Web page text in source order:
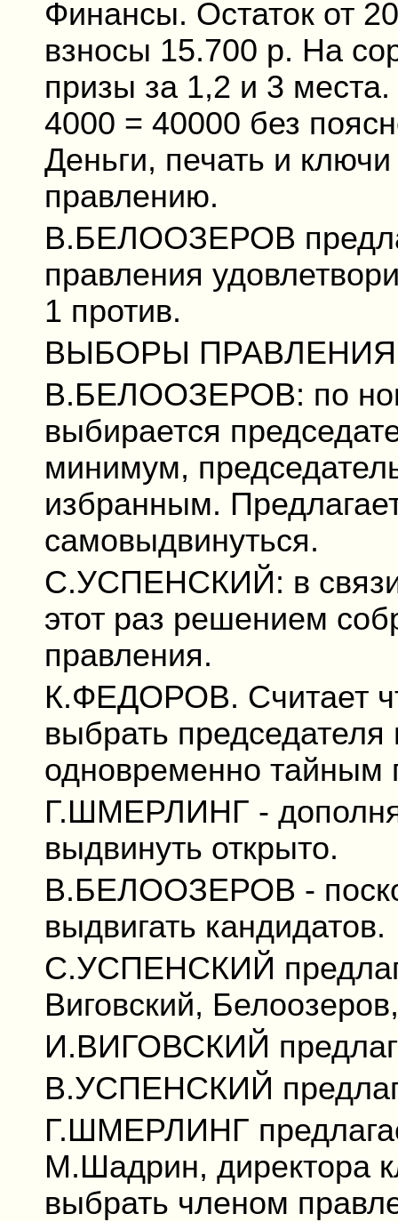
Финансы. Остаток от
взносы 15.700 р. На
призы за 1,2 и 3
4000 = 40000 без
Деньги, печать и
правлению.
В.БЕЛООЗЕРОВ
правления
1 против.
ВЫБОРЫ ПРАВЛЕНИЯ
В.БЕЛООЗЕРОВ: по
выбирается
минимум,
избранным.
самовыдвинуться.
С.УСПЕНСКИЙ: в связи
этот раз решением
правления.
К.ФЕДОРОВ. Считает
выбрать
одновременно тайным
Г.ШМЕРЛИНГ -
выдвинуть открыто.
В.БЕЛООЗЕРОВ -
выдвигать кандидатов.
С.УСПЕНСКИЙ
Виговский,
И.ВИГОВСКИЙ
В.УСПЕНСКИЙ
Г.ШМЕРЛИНГ
М.Шадрин, директора
выбрать членом